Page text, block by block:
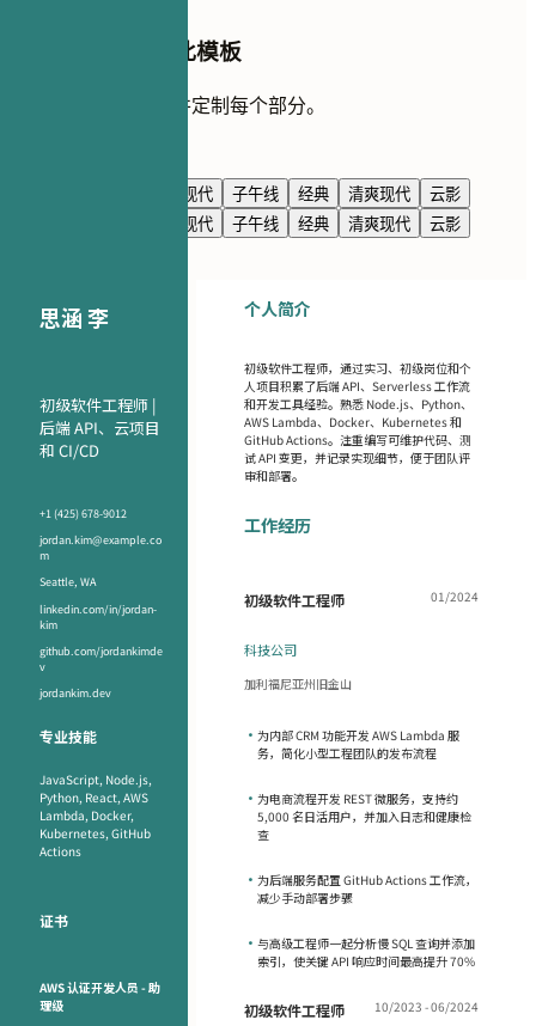
在 AI 对话中编辑此模板
让 AI 与你一起重写并定制每个部分。
极简现代 子午线 经典 清爽现代
云影
极简现代 子午线 经典 清爽现代 云影
思涵 李
初级软件工程师 |
后端 API、云项目
和 CI/CD
+1 (425) 678-9012
jordan.kim@example.co
m
Seattle, WA
linkedin.com/in/jordan-
kim
github.com/jordankimde
v
jordankim.dev
专业技能
JavaScript, Node.js,
Python, React, AWS
Lambda, Docker,
Kubernetes, GitHub
Actions
证书
AWS 认证开发人员 - 助
理级
个人简介
初级软件工程师，通过实习、初级岗位和个
人项目积累了后端 API、Serverless 工作流
和开发工具经验。熟悉 Node.js、Python、
AWS Lambda、Docker、Kubernetes 和
GitHub Actions。注重编写可维护代码、测
试 API 变更，并记录实现细节，便于团队评
审和部署。
工作经历
初级软件工程师 01/2024
科技公司
加利福尼亚州旧金山
• 为内部 CRM 功能开发 AWS Lambda 服
务，简化小型工程团队的发布流程
• 为电商流程开发 REST 微服务，支持约
5,000 名日活用户，并加入日志和健康检
查
• 为后端服务配置 GitHub Actions 工作流，
减少手动部署步骤
• 与高级工程师一起分析慢 SQL 查询并添加
索引，使关键 API 响应时间最高提升 70%
初级软件工程师 10/2023 - 06/2024